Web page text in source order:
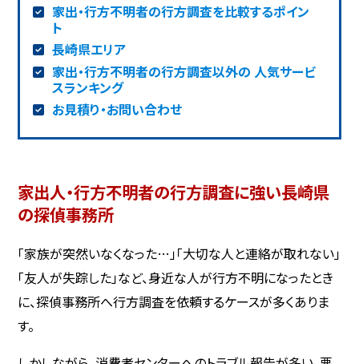
家出・行方不明者の行方調査を比較するポイン
ト
長崎県エリア
家出・行方不明者の行方調査以外の 人気サービ
スランキング
お見積り・お問い合わせ
家出人・行方不明者の行方調査に強い長崎県
の探偵事務所
「家族が突然いなくなった…」「大切な人と連絡が取れない」
「友人が失踪した」など、身近な人が行方不明になったとき
に、探偵事務所へ行方調査を依頼するケースが多くありま
す。